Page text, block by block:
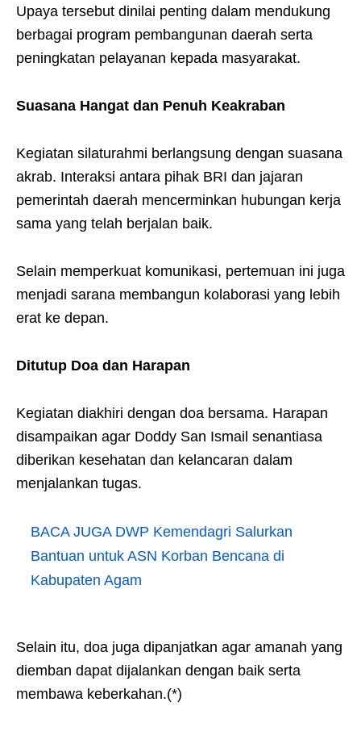
Upaya tersebut dinilai penting dalam mendukung
berbagai program pembangunan daerah serta
peningkatan pelayanan kepada masyarakat.
Suasana Hangat dan Penuh Keakraban
Kegiatan silaturahmi berlangsung dengan suasana
akrab. Interaksi antara pihak BRI dan jajaran
pemerintah daerah mencerminkan hubungan kerja
sama yang telah berjalan baik.
Selain memperkuat komunikasi, pertemuan ini juga
menjadi sarana membangun kolaborasi yang lebih
erat ke depan.
Ditutup Doa dan Harapan
Kegiatan diakhiri dengan doa bersama. Harapan
disampaikan agar Doddy San Ismail senantiasa
diberikan kesehatan dan kelancaran dalam
menjalankan tugas.
BACA JUGA DWP Kemendagri Salurkan
Bantuan untuk ASN Korban Bencana di
Kabupaten Agam
Selain itu, doa juga dipanjatkan agar amanah yang
diemban dapat dijalankan dengan baik serta
membawa keberkahan.(*)